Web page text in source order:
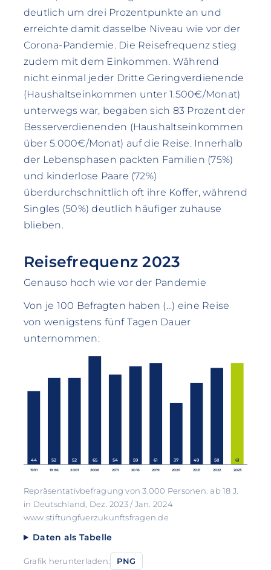
deutlich um drei Prozentpunkte an und
erreichte damit dasselbe Niveau wie vor der
Corona-Pandemie. Die Reisefrequenz stieg
zudem mit dem Einkommen. Während
nicht einmal jeder Dritte Geringverdienende
(Haushaltseinkommen unter 1.500€/Monat)
unterwegs war, begaben sich 83 Prozent der
Besserverdienenden (Haushaltseinkommen
über 5.000€/Monat) auf die Reise. Innerhalb
der Lebensphasen packten Familien (75%)
und kinderlose Paare (72%)
überdurchschnittlich oft ihre Koffer, während
Singles (50%) deutlich häufiger zuhause
blieben.
Reisefrequenz 2023
Genauso hoch wie vor der Pandemie
Von je 100 Befragten haben (...) eine Reise
von wenigstens fünf Tagen Dauer
unternommen:
44
1991
52
1996
52
2001
65
2006
54
2011
59
2016
61
2019
37
2020
49
2021
58
2022
61
2023
Repräsentativbefragung von 3.000 Personen. ab 18 J.
in Deutschland, Dez. 2023 / Jan. 2024
www.stiftungfuerzukunftsfragen.de
Daten als Tabelle
Grafik herunterladen: PNG